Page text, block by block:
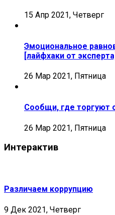
15 Апр 2021, Четверг
Эмоциональное
[лайфхаки от эксперта]
26 Мар 2021, Пятница
Сообщи, где торгуют
26 Мар 2021, Пятница
Интерактив
Различаем коррупцию
9 Дек 2021, Четверг